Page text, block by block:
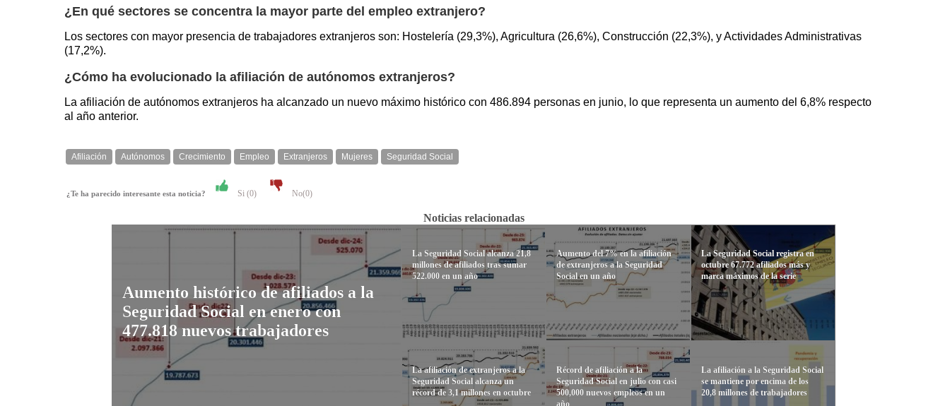
¿En qué sectores se concentra la mayor parte del empleo extranjero?
Los sectores con mayor presencia de trabajadores extranjeros son: Hostelería (29,3%), Agricultura (26,6%), Construcción (22,3%), y Actividades Administrativas
(17,2%).
¿Cómo ha evolucionado la afiliación de autónomos extranjeros?
La afiliación de autónomos extranjeros ha alcanzado un nuevo máximo histórico con 486.894 personas en junio, lo que representa un aumento del 6,8% respecto
al año anterior.
Afiliación Autónomos Crecimiento Empleo Extranjeros Mujeres Seguridad Social
¿Te ha parecido interesante esta noticia? Si (0) No(0)
Noticias relacionadas
Aumento histórico de afiliados a la
Seguridad Social en enero con
477.818 nuevos trabajadores
La Seguridad Social alcanza 21,8
millones de afiliados tras sumar
522.000 en un año
La afiliación de extranjeros a la
Seguridad Social alcanza un
récord de 3,1 millones en octubre
Aumento del 7% en la afiliación
de extranjeros a la Seguridad
Social en un año
Récord de afiliación a la
Seguridad Social en julio con casi
500,000 nuevos empleos en un
La Seguridad Social registra en
octubre 67.772 afiliados más y
marca máximos de la serie
La afiliación a la Seguridad Social
se mantiene por encima de los
20,8 millones de trabajadores